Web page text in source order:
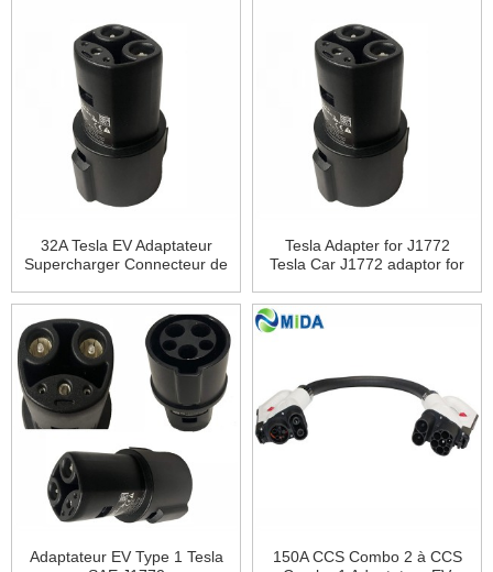
voiture
32A Tesla EV Adaptateur
Supercharger Connecteur de
Chargeur de voiture pour
véhicule électrique
Tesla Adapter for J1772
Tesla Car J1772 adaptor for
Adaptateur EV Type 1 Tesla
150A CCS Combo 2 à CCS